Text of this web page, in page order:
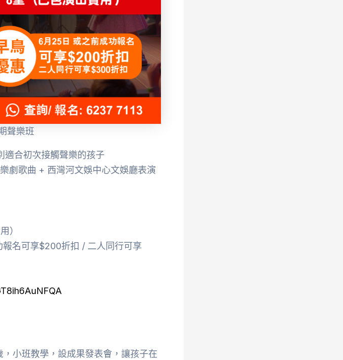
聲樂班
適合初次接觸聲樂的孩子
劇歌曲 + 西灣河文娛中心文娛廳表演
）
名可享$200折扣 / 二人同行可享
小班教學，設成果發表會，讓孩子在